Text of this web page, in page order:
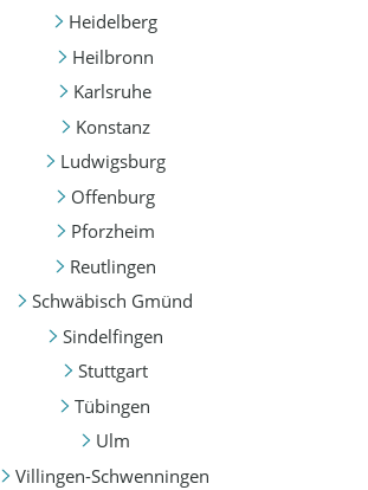
Heidelberg
Heilbronn
Karlsruhe
Konstanz
Ludwigsburg
Offenburg
Pforzheim
Reutlingen
Schwäbisch Gmünd
Sindelfingen
Stuttgart
Tübingen
Ulm
Villingen-Schwenningen